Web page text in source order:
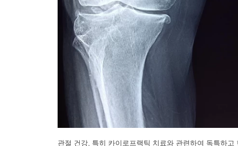
관절 건강, 특히 카이로프랙틱 치료와 관련하여 독특하